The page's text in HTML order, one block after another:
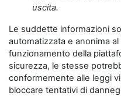
uscita.
Le suddette informazioni
automatizzata e anonima
funzionamento della
sicurezza, le stesse
conformemente alle leggi
bloccare tentativi di